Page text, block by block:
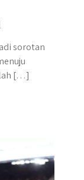
sorotan
[…]